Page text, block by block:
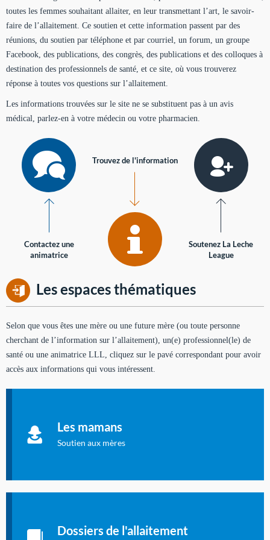
toutes les femmes souhaitant allaiter, en leur transmettant l’art, le savoir-
faire de l’allaitement. Ce soutien et cette information passent par des
réunions, du soutien par téléphone et par courriel, un forum, un groupe
Facebook, des publications, des congrès, des publications et des colloques à
destination des professionnels de santé, et ce site, où vous trouverez
réponse à toutes vos questions sur l’allaitement.
Les informations trouvées sur le site ne se substituent pas à un avis
médical, parlez-en à votre médecin ou votre pharmacien.
Contactez une
animatrice
Trouvez de l'information
Soutenez La Leche
League
Les espaces thématiques
Selon que vous êtes une mère ou une future mère (ou toute personne
cherchant de l’information sur l’allaitement), un(e) professionnel(le) de
santé ou une animatrice LLL, cliquez sur le pavé correspondant pour avoir
accès aux informations qui vous intéressent.
Les mamans
Soutien aux mères
à allaiter et vous informer : toutes les rubriques qui
concernent l'allaitement.
Dossiers de l'allaitement
dernières études sur l'allaitement publiées dans la presse